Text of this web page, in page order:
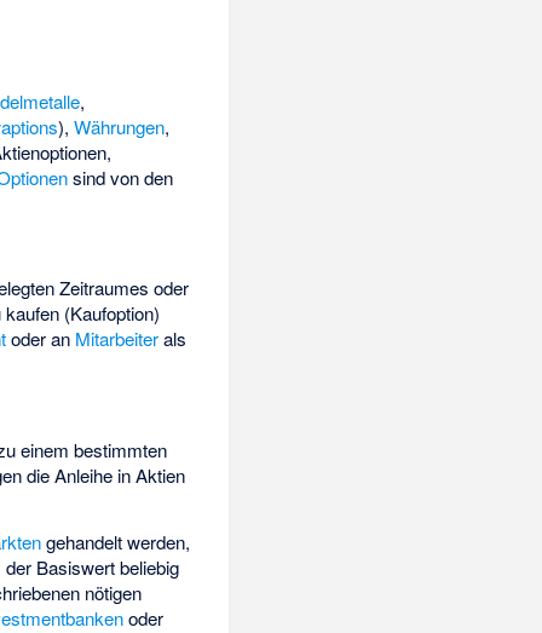
,
),Währungen,
sind von den
Zeitraumes oder
(Kaufoption)
oder an Mitarbeiterals
einem bestimmten
die Anleihe in Aktien
gehandelt werden,
Basiswert beliebig
nötigen
oder